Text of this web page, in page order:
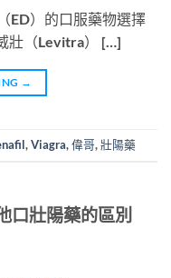
ED）的口服藥物選擇
壯（Levitra） […]
→
,Viagra,偉哥,壯陽藥
口壯陽藥的區別